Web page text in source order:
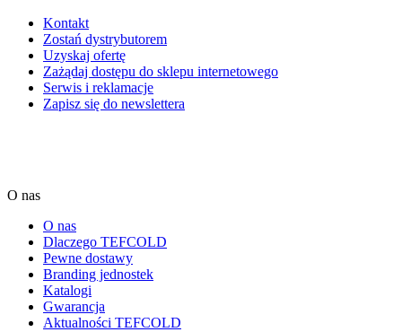
Kontakt
Zostań dystrybutorem
Uzyskaj ofertę
Zażądaj dostępu do sklepu internetowego
Serwis i reklamacje
Zapisz się do newslettera
O nas
O nas
Dlaczego TEFCOLD
Pewne dostawy
Branding jednostek
Katalogi
Gwarancja
Aktualności TEFCOLD